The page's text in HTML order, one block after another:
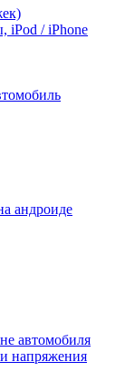
iPod / iPhone
андроиде
автомобиля
напряжения